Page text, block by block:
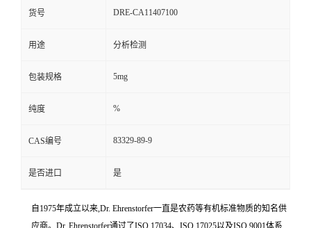
货号 DRE-CA11407100
用途 分析检测
包装规格 5mg
纯度 %
CAS编号 83329-89-9
是否进口 是
自1975年成立以来,Dr. Ehrenstorfer一直是农药等有机标准物质的知名供
应商。Dr. Ehrenstorfer通过了ISO 17034、ISO 17025以及ISO 9001体系